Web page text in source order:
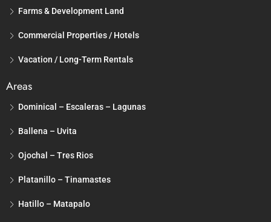
Farms & Development Land
Commercial Properties / Hotels
Vacation / Long-Term Rentals
Areas
Dominical – Escaleras – Lagunas
Ballena – Uvita
Ojochal – Tres Rios
Platanillo – Tinamastes
Hatillo – Matapalo